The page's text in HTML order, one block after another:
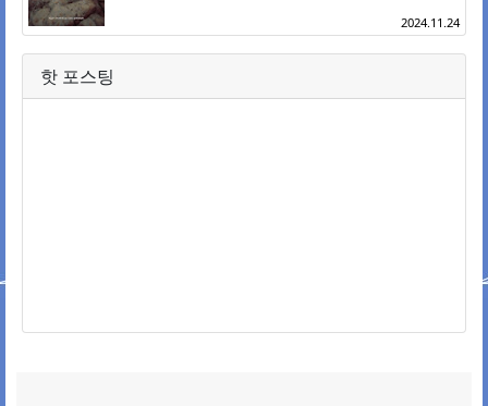
2024.11.24
핫 포스팅